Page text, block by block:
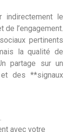
indirectement le
l’engagement.
pertinents
la qualité de
partage sur un
des **signaux
avec votre